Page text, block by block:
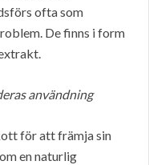
ofta som
De finns i form
användning
för att främja sin
en naturlig